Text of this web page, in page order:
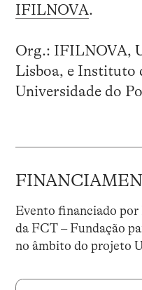
IFILNOVA.
Org.: IFILNOVA,
Lisboa, e Instituto
Universidade do
Evento financiado por
da FCT – Fundação
no âmbito do projeto